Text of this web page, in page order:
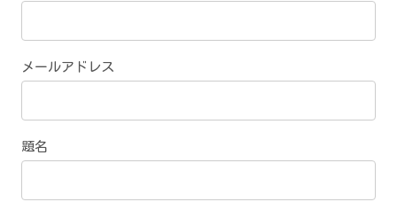
メールアドレス
題名